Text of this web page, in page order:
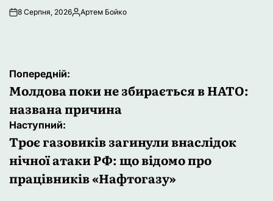
8 Серпня, 2026Опубліковано
Артем Бойко
Навігація
записів
Попередній:
Молдова поки не збирається в НАТО:
названа причина
Наступний:
Троє газовиків загинули внаслідок
нічної атаки РФ: що відомо про
працівників «Нафтогазу»